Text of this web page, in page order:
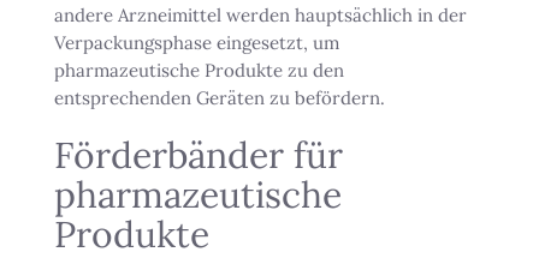
andere Arzneimittel werden hauptsächlich in der
Verpackungsphase eingesetzt, um
pharmazeutische Produkte zu den
entsprechenden Geräten zu befördern.
Förderbänder für
pharmazeutische
Produkte